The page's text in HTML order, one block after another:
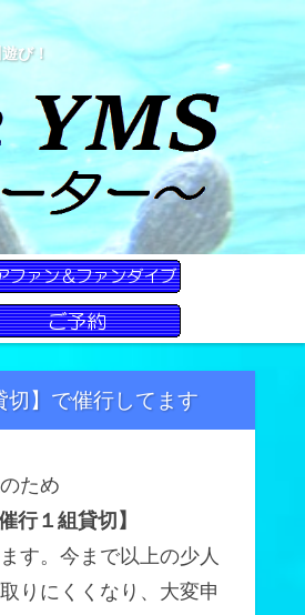
び！
切】で催行してます
ため
行１組貸切】
す。今まで以上の少人
りにくくなり、大変申